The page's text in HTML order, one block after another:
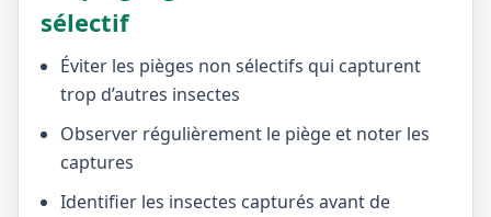
sélectif
Éviter les pièges non sélectifs qui capturent
trop d’autres insectes
Observer régulièrement le piège et noter les
captures
Identifier les insectes capturés avant de